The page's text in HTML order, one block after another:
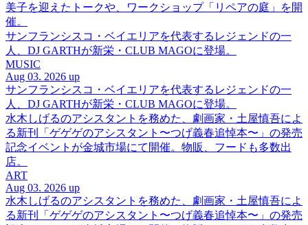
美子を迎えたトークや、ワークショップ「リペアの庭」を開
催。
サンフランシスコ・ベイエリアを代表するレジェンドの一
人、DJ GARTHが新栄・CLUB MAGOに登場。
MUSIC
Aug 03. 2026 up
サンフランシスコ・ベイエリアを代表するレジェンドの一
人、DJ GARTHが新栄・CLUB MAGOに登場。
水木しげるのアシスタントを務めた、劇画家・土屋慎吾によ
る新刊「ゲゲゲのアシスタント〜つげ義春追悼本〜」の発売
記念イベントが金城市場にて開催。物販、フードも多数出
店。
ART
Aug 03. 2026 up
水木しげるのアシスタントを務めた、劇画家・土屋慎吾によ
る新刊「ゲゲゲのアシスタント〜つげ義春追悼本〜」の発売